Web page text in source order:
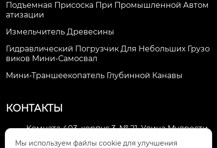
Подъемная Присоска При Промышленной Автом
Атизации
Измельчитель Древесины
Гидравлический Погрузчик Для Небольших Грузо
Виков Мини-Самосвал
Мини-Траншеекопатель Глубинной Канавы
КОНТАКТЫ
Комната 403, корпус 3, № 21, Улица Мудрости,
Зона экономического развития Хуэйшань,
Мы используем файлы cookie для улучшения